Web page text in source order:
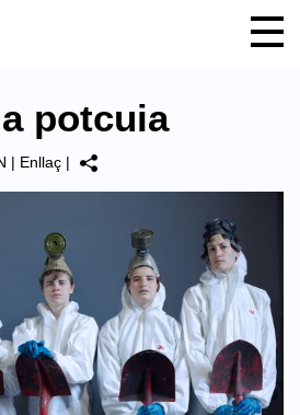
potcuia
| Enllaç |